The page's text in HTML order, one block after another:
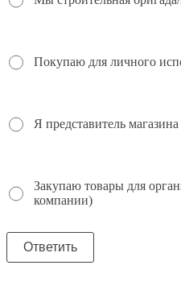
Покупаю для личного
Я представитель
Закупаю товары для
компании)